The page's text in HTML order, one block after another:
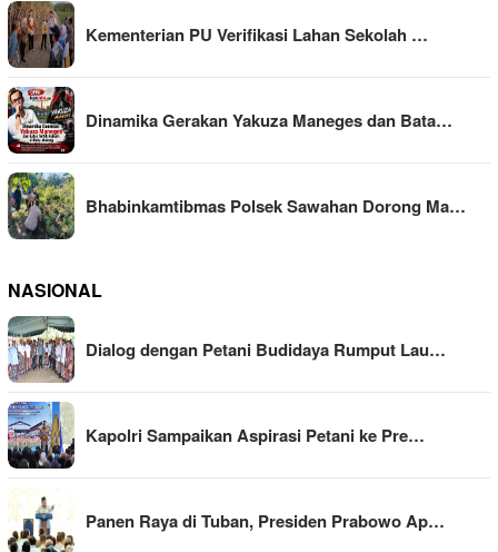
Kementerian PU Verifikasi Lahan Sekolah …
Dinamika Gerakan Yakuza Maneges dan Bata…
Bhabinkamtibmas Polsek Sawahan Dorong Ma…
NASIONAL
Dialog dengan Petani Budidaya Rumput Lau…
Kapolri Sampaikan Aspirasi Petani ke Pre…
Panen Raya di Tuban, Presiden Prabowo Ap…